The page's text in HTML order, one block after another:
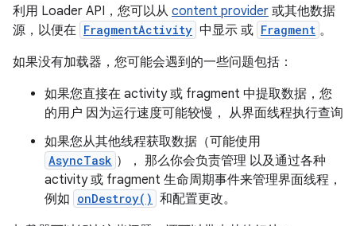
利用 Loader API，您可以从 content provider 或其他数据
源，以便在 FragmentActivity 中显示 或 Fragment 。
如果没有加载器，您可能会遇到的一些问题包括：
如果您直接在 activity 或 fragment 中提取数据，您
的用户 因为运行速度可能较慢， 从界面线程执行查询
如果您从其他线程获取数据（可能使用
AsyncTask ）， 那么你会负责管理 以及通过各种
activity 或 fragment 生命周期事件来管理界面线程，
例如 onDestroy() 和配置更改。